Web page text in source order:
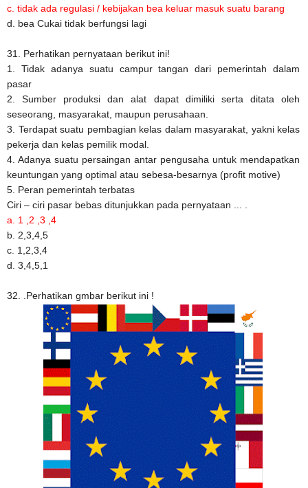
c. tidak ada regulasi / kebijakan bea keluar masuk suatu barang
d. bea Cukai tidak berfungsi lagi
31. Perhatikan pernyataan berikut ini!
1. Tidak adanya suatu campur tangan dari pemerintah dalam
pasar
2. Sumber produksi dan alat dapat dimiliki serta ditata oleh
seseorang, masyarakat, maupun perusahaan.
3. Terdapat suatu pembagian kelas dalam masyarakat, yakni kelas
pekerja dan kelas pemilik modal.
4. Adanya suatu persaingan antar pengusaha untuk mendapatkan
keuntungan yang optimal atau sebesa-besarnya (profit motive)
5. Peran pemerintah terbatas
Ciri – ciri pasar bebas ditunjukkan pada pernyataan ... .
a. 1 ,2 ,3 ,4
b. 2,3,4,5
c. 1,2,3,4
d. 3,4,5,1
32. .Perhatikan gmbar berikut ini !